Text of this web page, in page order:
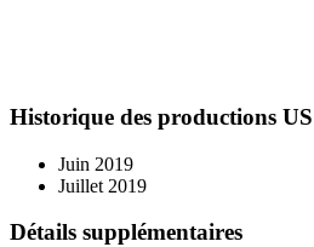
Historique des productions US
Juin 2019
Juillet 2019
Détails supplémentaires